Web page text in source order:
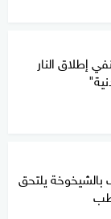
إطلاق النار
يلتحق